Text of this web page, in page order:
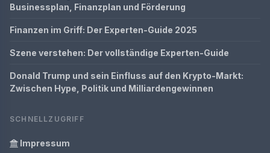
Businessplan, Finanzplan und Förderung
Finanzen im Griff: Der Experten-Guide 2025
Szene verstehen: Der vollständige Experten-Guide
Donald Trump und sein Einfluss auf den Krypto-Markt:
Zwischen Hype, Politik und Milliardengewinnen
SCHNELLZUGRIFF
Impressum